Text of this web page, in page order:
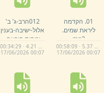
01. הקדמה
ליראת שמים.
mp3
00:58:09 · 5.37 MB
17/06/2026 00:07
012הרב-
ג' ב'
אלול-ישיבה-בענין
ומהות היראה.
mp3
00:34:29 · 4.21 MB
17/06/2026 00:07